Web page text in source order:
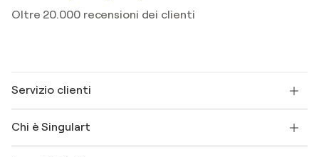
Oltre 20.000 recensioni dei clienti
Servizio clienti
Spedizione
Chi è Singulart